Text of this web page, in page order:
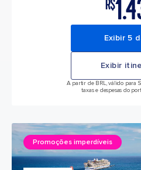
R$
Exibir 5
Exibir
A partir de BRL, válido para
taxas e despesas do
Promoções imperdíveis